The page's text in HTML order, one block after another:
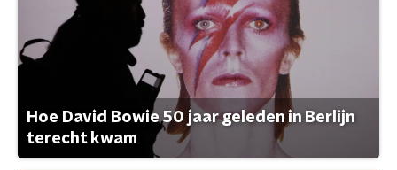
Hoe David Bowie 50 jaar geleden in Berlijn
terecht kwam